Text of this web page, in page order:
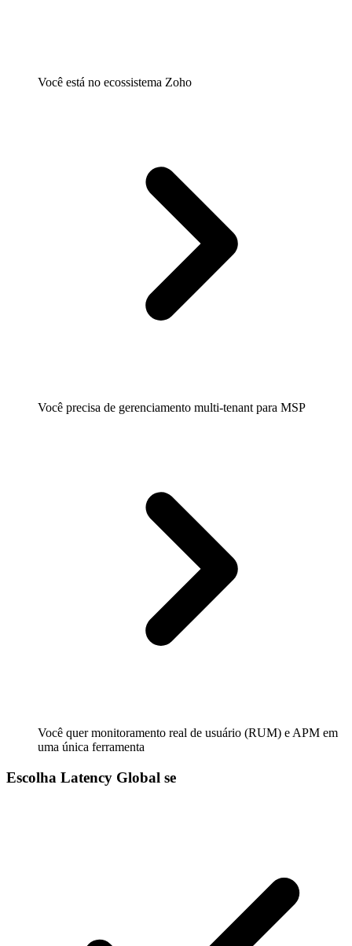
Você está no ecossistema Zoho
Você precisa de gerenciamento multi-tenant para MSP
Você quer monitoramento real de usuário (RUM) e APM em
uma única ferramenta
Escolha Latency Global se